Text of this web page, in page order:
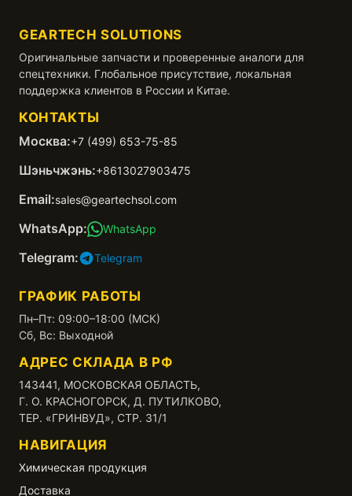
GEARTECH SOLUTIONS
Оригинальные запчасти и проверенные аналоги для
спецтехники. Глобальное присутствие, локальная
поддержка клиентов в России и Китае.
КОНТАКТЫ
Москва:+7 (499) 653-75-85
Шэньчжэнь:+8613027903475
Email:sales@geartechsol.com
WhatsApp: WhatsApp
Telegram: Telegram
ГРАФИК РАБОТЫ
Пн–Пт: 09:00–18:00 (МСК)
Сб, Вс: Выходной
АДРЕС СКЛАДА В РФ
143441, МОСКОВСКАЯ ОБЛАСТЬ,
Г. О. КРАСНОГОРСК, Д. ПУТИЛКОВО,
ТЕР. «ГРИНВУД», СТР. 31/1
НАВИГАЦИЯ
Химическая продукция
Доставка